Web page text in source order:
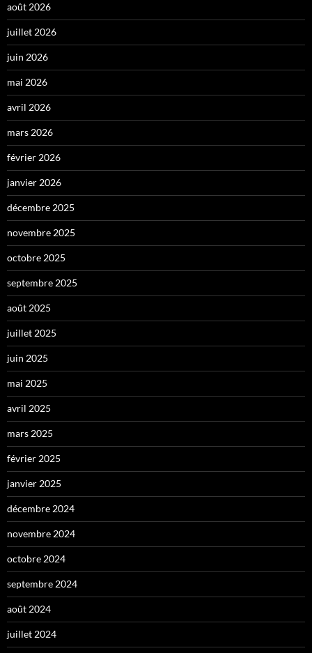
août 2026
juillet 2026
juin 2026
mai 2026
avril 2026
mars 2026
février 2026
janvier 2026
décembre 2025
novembre 2025
octobre 2025
septembre 2025
août 2025
juillet 2025
juin 2025
mai 2025
avril 2025
mars 2025
février 2025
janvier 2025
décembre 2024
novembre 2024
octobre 2024
septembre 2024
août 2024
juillet 2024